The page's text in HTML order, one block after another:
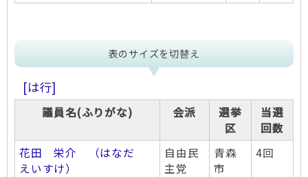
表のサイズを切替え
[は行]
議員名(ふりがな) 会派
選挙
区
当選
回数
花田 栄介 （はなだ
えいすけ）
自由民
主党
青森
市
4回